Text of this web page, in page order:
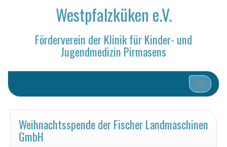
Westpfalzküken e.V.
Förderverein der Klinik für Kinder- und
Jugendmedizin Pirmasens
Schalte
Weihnachtsspende der Fischer Landmaschinen
GmbH